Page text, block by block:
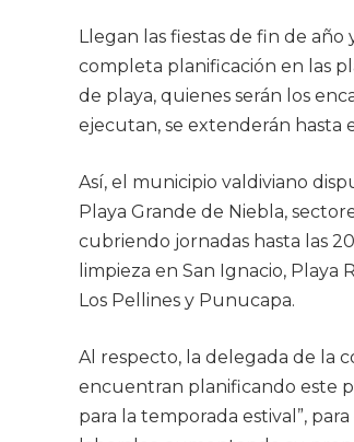
Llegan las fiestas de fin de
completa planificación en las
de playa, quienes serán los
ejecutan, se extenderán hasta
Así, el municipio valdiviano
Playa Grande de Niebla,
cubriendo jornadas hasta las
limpieza en San Ignacio, Playa
Los Pellines y Punucapa.
Al respecto, la delegada de la
encuentran planificando este
para la temporada estival”,